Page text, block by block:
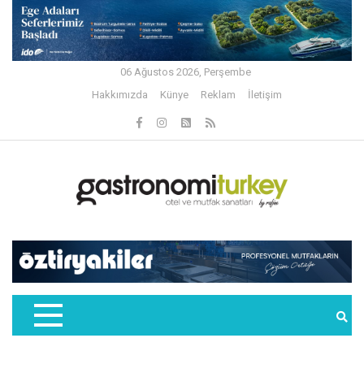
06 Ağustos 2026, Perşembe
Hakkımızda
Künye Reklam İletişim